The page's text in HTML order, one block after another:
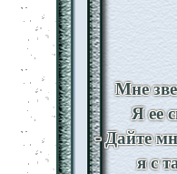
Мне
Я ее
- Дайте
я с